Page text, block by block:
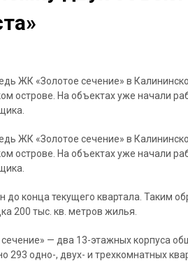
ЖК «Золотое сечение» в
острове. На объектах уже начали
ЖК «Золотое сечение» в
острове. На объектах уже начали
конца текущего квартала. Таким
200 тыс. кв. метров жилья.
— два 13-этажных корпуса
293 одно-, двух- и трехкомнатных